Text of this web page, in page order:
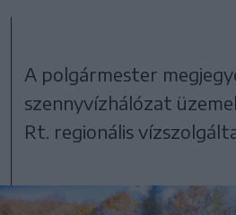
A polgármester
szennyvízhálózat
Rt. regionális